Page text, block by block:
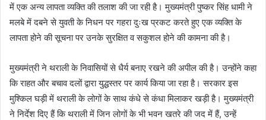
में एक अन्य लापता व्यक्ति की तलाश की जा रही है। मुख्यमंत्री पुष्कर सिंह धामी ने
मलबे में दबने से युवती के निधन पर गहरा दुःख प्रकट करते हुए एक व्यक्ति के
लापता होने की सूचना पर उनके सुरक्षित व सकुशल होने की कामना की है।
मुख्यमंत्री ने थराली के निवासियों से धैर्य बनाए रखने की अपील की है। उन्होंने कहा
कि राहत और बचाव दलों द्वारा युद्धस्तर पर कार्य किया जा रहा है। सरकार इस
मुश्किल घड़ी में थराली के लोगों के साथ कंधे से कंधा मिलाकर खड़ी है। मुख्यमंत्री
ने निर्देश दिए हैं कि थराली में जिन लोगों के भी भवन खतरे की जद में हैं, उन्हें